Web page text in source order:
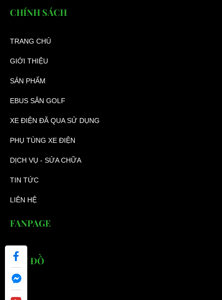
CHÍNH SÁCH
TRANG CHỦ
GIỚI THIỆU
SẢN PHẨM
EBUS SÂN GOLF
XE ĐIỆN ĐÃ QUA SỬ DỤNG
PHỤ TÙNG XE ĐIỆN
DỊCH VỤ - SỬA CHỮA
TIN TỨC
LIÊN HỆ
FANPAGE
BẢN ĐỒ